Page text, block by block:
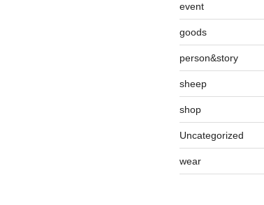
event
goods
person&story
sheep
shop
Uncategorized
wear